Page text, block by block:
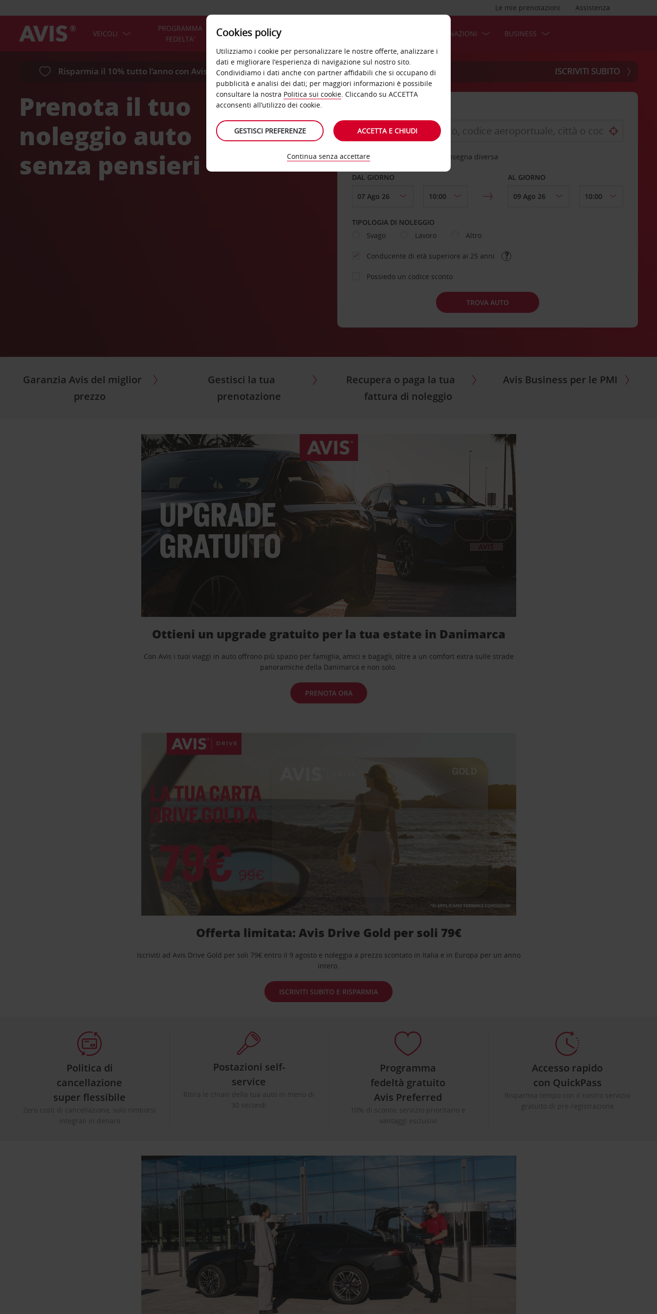
Assistenza
Le mie prenotazioni
VEICOLI
PROGRAMMA
FEDELTA'
OFFERTE DESTINAZIONI BUSINESS
Risparmia il 10% tutto l’anno con Avis Preferred. Iscriviti subito GRATUITAMENTE. ISCRIVITI SUBITO
Prenota il tuo
noleggio auto
senza pensieri
Scegli una località di riconsegna diversa
DAL GIORNO AL GIORNO
TIPOLOGIA DI NOLEGGIO
Svago
Lavoro Altro
Conducente di età superiore ai 25 anni
Possiedo un codice sconto
TROVA AUTO
Garanzia Avis del miglior
prezzo
Gestisci la tua
prenotazione
Recupera o paga la tua
fattura di noleggio
Avis Business per le PMI
Ottieni un upgrade gratuito per la tua estate in Danimarca
Con Avis i tuoi viaggi in auto offrono più spazio per famiglia, amici e bagagli, oltre a un comfort extra sulle strade
panoramiche della Danimarca e non solo.
PRENOTA ORA
Offerta limitata: Avis Drive Gold per soli 79€
Iscriviti ad Avis Drive Gold per soli 79€ entro il 9 agosto e noleggia a prezzo scontato in Italia e in Europa per un anno
intero.
ISCRIVITI SUBITO E RISPARMIA
Politica di
cancellazione
super flessibile
Zero costi di cancellazione, solo rimborsi
integrali in denaro
Postazioni self-
service
Ritira le chiavi della tua auto in meno di
30 secondi
Programma
fedeltà gratuito
Avis Preferred
10% di sconto, servizio prioritario e
vantaggi esclusivi
Accesso rapido
con QuickPass
Risparmia tempo con il nostro servizio
gratuito di pre-registrazione
Cookies policy
Utilizziamo i cookie per personalizzare le nostre offerte, analizzare i
dati e migliorare l’esperienza di navigazione sul nostro sito.
Condividiamo i dati anche con partner affidabili che si occupano di
pubblicità e analisi dei dati; per maggiori informazioni è possibile
consultare la nostra Politica sui cookie. Cliccando su ACCETTA
acconsenti all’utilizzo dei cookie.
GESTISCI PREFERENZE ACCETTA E CHIUDI
Continua senza accettare